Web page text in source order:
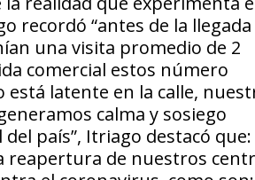
recordó “antes de la llegada
una visita promedio de 2
comercial estos número
latente en la calle,
calma y sosiego
país”, Itriago destacó que:
reapertura de nuestros